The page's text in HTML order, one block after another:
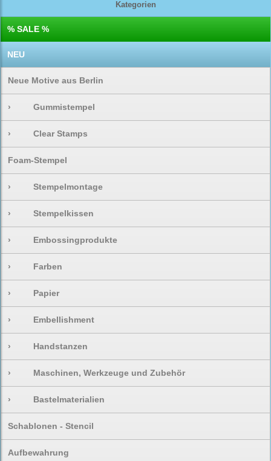
Kategorien
% SALE %
NEU
Neue Motive aus Berlin
› Gummistempel
› Clear Stamps
Foam-Stempel
› Stempelmontage
› Stempelkissen
› Embossingprodukte
› Farben
› Papier
› Embellishment
› Handstanzen
› Maschinen, Werkzeuge und Zubehör
› Bastelmaterialien
Schablonen - Stencil
Aufbewahrung